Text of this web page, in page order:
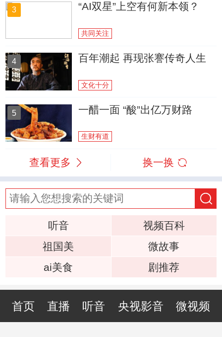
3 “AI双星”上空有何新本领？
共同关注
4 百年潮起 再现张謇传奇人生
文化十分
5 一醋一面 “酸”出亿万财路
生财有道
查看更多 换一换
听音
视频百科
祖国美
微故事
ai美食
剧推荐
首页 直播 听音 央视影音 微视频